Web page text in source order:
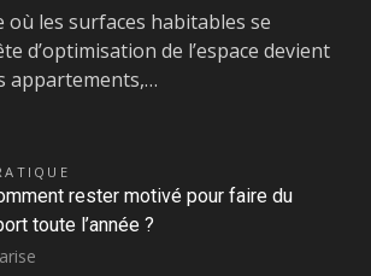
où les surfaces habitables se
d’optimisation de l’espace devient
appartements,…
rester motivé pour faire du
toute l’année ?